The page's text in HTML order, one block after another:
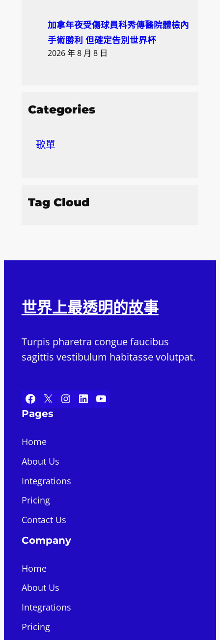
加拿年夜受傷球員科秀傳醫院體檢內
手術勝利 但確定告別世界杯
2026 年 8 月 8 日
Categories
歌單
Tag Cloud
世界上最透明的故事
Turpis pharetra congue faucibus
sagittis vestibulum habitasse volutpat.
Facebook X Instagram LinkedIn YouTube
Pages
Home
About Us
Integrations
Pricing
Contact Us
Company
Home
About Us
Integrations
Pricing